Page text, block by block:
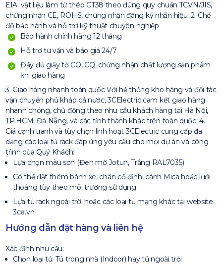
EIA; vật liệu làm từ thép CT38 theo đúng quy chuẩn TCVN/JIS,
chứng nhận CE, ROHS, chứng nhận đăng ký nhẫn hiệu. 2. Chế
độ bảo hành và hỗ trợ kỹ thuật chuyên nghiệp
Bảo hành chính hãng 12 tháng
Hỗ trợ tư vấn và báo giá 24/7
Đầy đủ giấy tờ CO, CQ, chứng nhận chất lượng sản phẩm
khi giao hàng
3. Giao hàng nhanh toàn quốc Với hệ thống kho hàng và đối tác
vận chuyển phủ khắp cả nước, 3CElectric cam kết giao hàng
nhanh chóng, chủ động theo nhu cầu khách hàng tại Hà Nội,
TP.HCM, Đà Nẵng, và các tỉnh thành khác trên toàn quốc. 4.
Giá cạnh tranh và tùy chọn linh hoạt 3CElectric cung cấp đa
dạng các loại tủ rack đáp ứng yêu cầu cho mọi dự án và công
trình của Quý Khách:
Lựa chọn màu sơn (Đen mờ Jotun, Trắng RAL7035)
Có thể đặt thêm bánh xe, chân cố định, cánh Mica hoặc lưới
thoáng tùy theo môi trường sử dụng
Lựa tủ rack ngoài trời hoặc các loại tủ mạng khác tại website
3ce.vn.
Hướng dẫn đặt hàng và liên hệ
Xác định nhu cầu:
Chọn loại tủ: Tủ trong nhà (Indoor) hay tủ ngoài trời